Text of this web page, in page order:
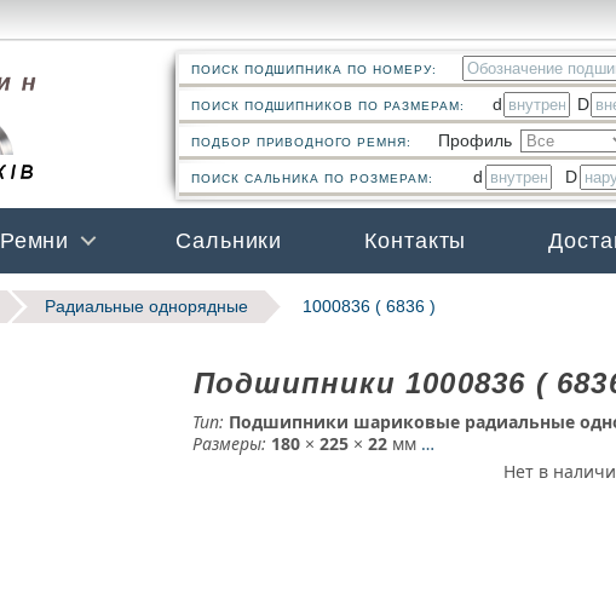
ПОИСК ПОДШИПНИКА ПО НОМЕРУ:
ПОИСК ПОДШИПНИКОВ ПО РАЗМЕРАМ: d D
ПОДБОР ПРИВОДНОГО РЕМНЯ: Профиль
ПОИСК САЛЬНИКА ПО РОЗМЕРАМ: d D
Ремни Сальники Контакты
Радиальные однорядные 1000836 ( 6836 )
Подшипники 1000836 (
Тип: Подшипники шариковые радиальные
Размеры: 180× 225× 22мм …
Нет в